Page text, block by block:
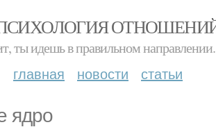
ты идешь в правильном
главная новости статьи
ядро